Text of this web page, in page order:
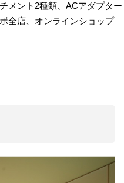
メント2種類、ACアダプター
全店、オンラインショップ